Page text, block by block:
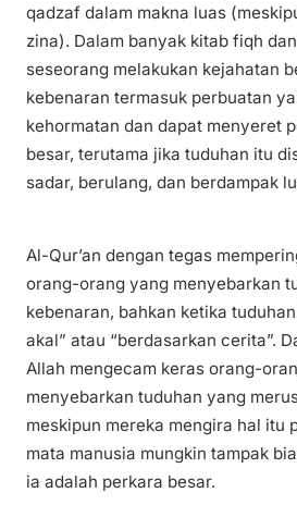
qadzaf dalam makna luas
zina). Dalam banyak kitab fiqh
seseorang melakukan kejahatan
kebenaran termasuk perbuatan
kehormatan dan dapat menyeret
besar, terutama jika tuduhan itu
sadar, berulang, dan berdampak
Al-Qur’an dengan tegas
orang-orang yang menyebarkan
kebenaran, bahkan ketika
akal” atau “berdasarkan cerita”.
Allah mengecam keras orang-
menyebarkan tuduhan yang
meskipun mereka mengira hal itu
mata manusia mungkin tampak
ia adalah perkara besar.